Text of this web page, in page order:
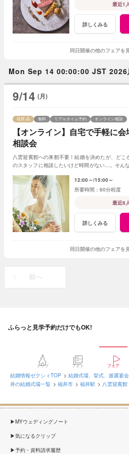
最近1
詳しくみる
同日開催の他のフェアを
Mon Sep 14 00:00:00 JST 2026
9/14 (月)
【オンライン】自宅で手軽に
相談会
残席 無料 リアルタイム予約 オンライン相談
八雲迎賓館への来館不要！結婚を決めたが、ど
のスタッフに相談したいけど時間がない…。そん
12:00～ 15:00～
60分程度
最近8
詳しくみる
同日開催の他のフェアを
前へ
ふらっと見学予約だけでもOK!
トップ フォト フェア
結婚情報ゼクシィTOP 結婚式場、挙式、披露宴
井の結婚式場一覧
福井市 福井駅 八雲迎賓館
MYウェディングノート
気になるクリップ
予約・資料請求履歴